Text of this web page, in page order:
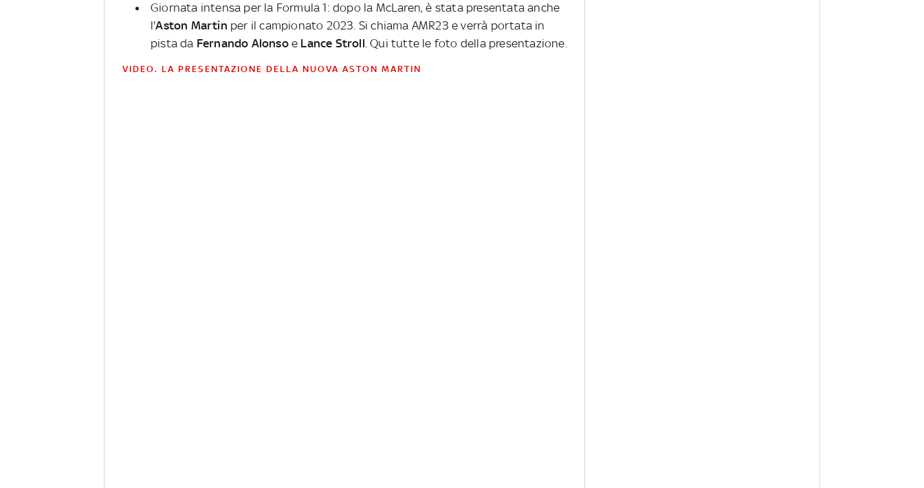
Giornata intensa per la Formula 1: dopo la McLaren, è stata presentata anche
l'Aston Martin per il campionato 2023. Si chiama AMR23 e verrà portata in
pista da Fernando Alonsoe Lance Stroll. Qui tutte le foto della presentazione.
VIDEO. LA PRESENTAZIONE DELLA NUOVA ASTON MARTIN